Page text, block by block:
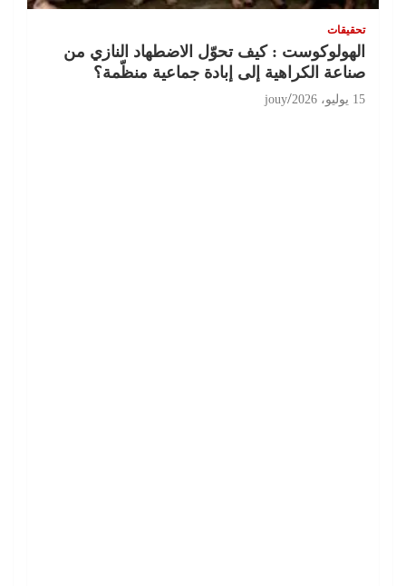
تحقيقات
الهولوكوست : كيف تحوّل الاضطهاد النازي من
صناعة الكراهية إلى إبادة جماعية منظّمة؟
15 يوليو، 2026 jouy